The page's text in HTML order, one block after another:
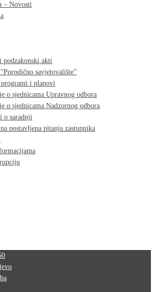
– Novosti
podzakonski akti
savjetovalište”
i planovi
o sjednicama Upravnog odbora
o sjednicama Nadzornog odbora
o saradnji
postavljena pitanja zastupnika